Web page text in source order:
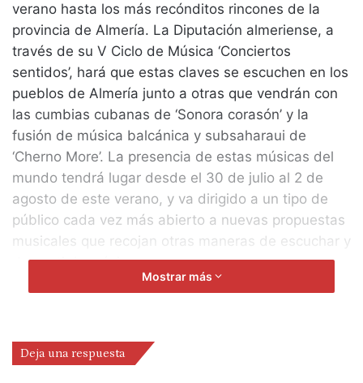
verano hasta los más recónditos rincones de la
provincia de Almería. La Diputación almeriense, a
través de su V Ciclo de Música ‘Conciertos
sentidos’, hará que estas claves se escuchen en los
pueblos de Almería junto a otras que vendrán con
las cumbias cubanas de ‘Sonora corasón’ y la
fusión de música balcánica y subsaharaui de
‘Cherno More’. La presencia de estas músicas del
mundo tendrá lugar desde el 30 de julio al 2 de
agosto de este verano, y va dirigido a un tipo de
público cada vez más abierto a nuevas propuestas
musicales que recojan otras maneras de escuchar y
de sentir la música.
La sexagenaria Petrona Martínez, una explosión de
definido muchos, pondrá el punto de partida de
estos encuentros musicales. Lo hará durante la
Mostrar más
Deja una respuesta